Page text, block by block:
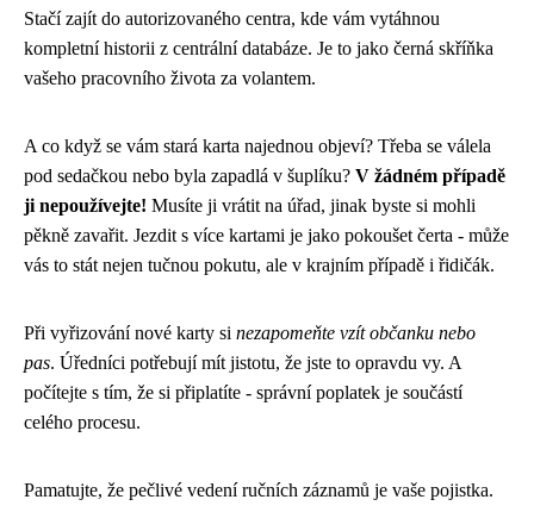
Stačí zajít do autorizovaného centra, kde vám vytáhnou
kompletní historii z centrální databáze. Je to jako černá skříňka
vašeho pracovního života za volantem.
A co když se vám stará karta najednou objeví? Třeba se válela
pod sedačkou nebo byla zapadlá v šuplíku? V žádném případě
ji nepoužívejte! Musíte ji vrátit na úřad, jinak byste si mohli
pěkně zavařit. Jezdit s více kartami je jako pokoušet čerta - může
vás to stát nejen tučnou pokutu, ale v krajním případě i řidičák.
Při vyřizování nové karty si nezapomeňte vzít občanku nebo
pas. Úředníci potřebují mít jistotu, že jste to opravdu vy. A
počítejte s tím, že si připlatíte - správní poplatek je součástí
celého procesu.
Pamatujte, že pečlivé vedení ručních záznamů je vaše pojistka.